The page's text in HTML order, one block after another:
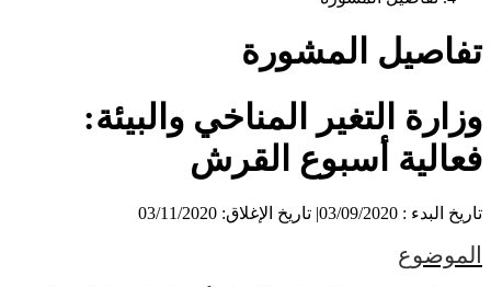
تفاصيل المشورة
وزارة التغير المناخي والبيئة:
فعالية أسبوع القرش
تاريخ البدء : 03/09/2020 | تاريخ الإغلاق: 03/11/2020
الموضوع